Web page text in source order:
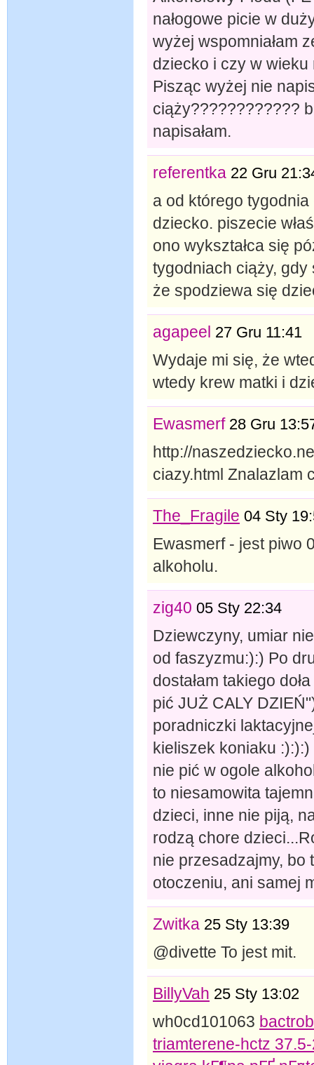
nałogowe picie w
wyżej wspomniałam
dziecko i czy w wieku
Pisząc wyżej nie
ciąży????????????
napisałam.
referentka 22 Gru
a od którego
dziecko. piszecie
ono wykształca się
tygodniach ciąży,
że spodziewa się
agapeel 27 Gru 11:41
Wydaje mi się, że
wtedy krew matki i
Ewasmerf 28 Gru
http://
ciazy.html Znalazlam
The_Fragile 04 Sty
Ewasmerf - jest piwo
alkoholu.
zig40 05 Sty 22:34
Dziewczyny, umiar
od faszyzmu:):) Po
dostałam takiego
pić JUŻ CALY
poradniczki
kieliszek koniaku
nie pić w ogole
to niesamowita
dzieci, inne nie piją,
rodzą chore
nie przesadzajmy, bo
otoczeniu, ani samej
Zwitka 25 Sty 13:39
@divette To jest mit.
BillyVah 25 Sty 13:02
wh0cd101063
triamterene-hctz